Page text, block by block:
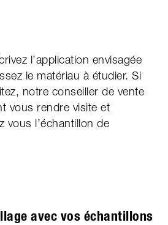
l’application envisagée
le matériau à étudier. Si
notre conseiller de vente
vous rendre visite et
vous l’échantillon de
avec vos échantillons